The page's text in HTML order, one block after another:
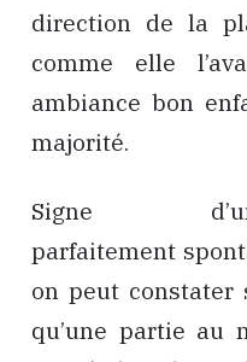
direction de la
comme elle
ambiance bon
majorité.
Signe
parfaitement
on peut constater
qu’une partie au